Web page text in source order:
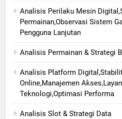
Analisis Perilaku Mesin
Permainan,Observasi Sistem
Pengguna Lanjutan
Analisis Permainan & Strategi
Analisis Platform
Online,Manajemen
Teknologi,Optimasi Performa
Analisis Slot & Strategi Data